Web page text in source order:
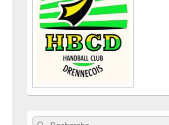
barre
latérale
Recherche :